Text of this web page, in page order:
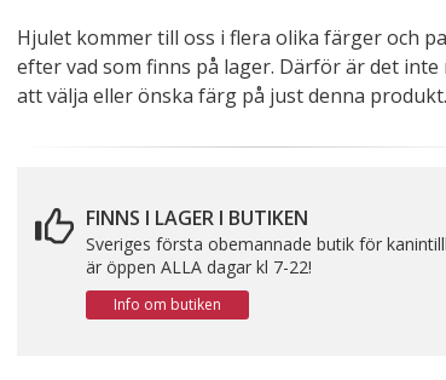
Hjulet kommer till oss i flera olika färger och
efter vad som finns på lager. Därför är det
att välja eller önska färg på just denna produkt.
FINNS I LAGER I BUTIKEN
Sveriges första obemannade butik för
är öppen ALLA dagar kl 7-22!
Info om butiken